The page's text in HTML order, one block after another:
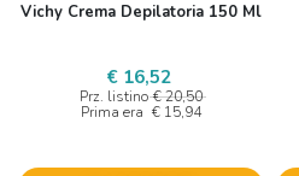
Vichy Crema Depilatoria 150 Ml
€ 16,52
Prz. listino € 20,50
Prima era € 15,94